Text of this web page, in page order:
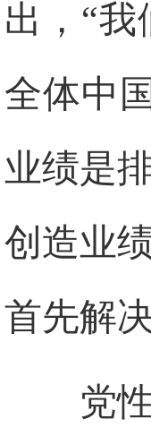
出，“
全体中
业绩是
创造业
首先解
党